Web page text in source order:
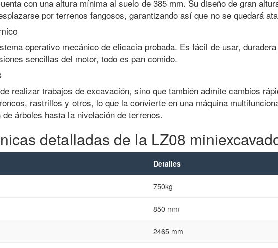
con una altura mínima al suelo de 385 mm. Su diseño de gran
por terrenos fangosos, garantizando así que no se quedará
operativo mecánico de eficacia probada. Es fácil de usar,
sencillas del motor, todo es pan comido.
realizar trabajos de excavación, sino que también admite cambios
rastrillos y otros, lo que la convierte en una máquina
árboles hasta la nivelación de terrenos.
detalladas de la LZ08
Detalles
750kg
850 mm
2465 mm